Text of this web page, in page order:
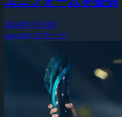
2026年7月30日
esports(eスポーツ)